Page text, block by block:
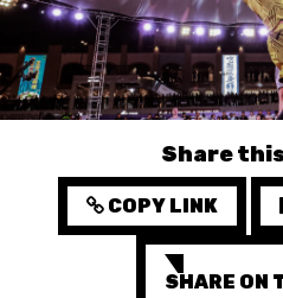
MINI BASKET
FORMAZIONE
BASKET IN CARROZZINA
MOBILIARE
Share
COPY LINK
SHARE ON